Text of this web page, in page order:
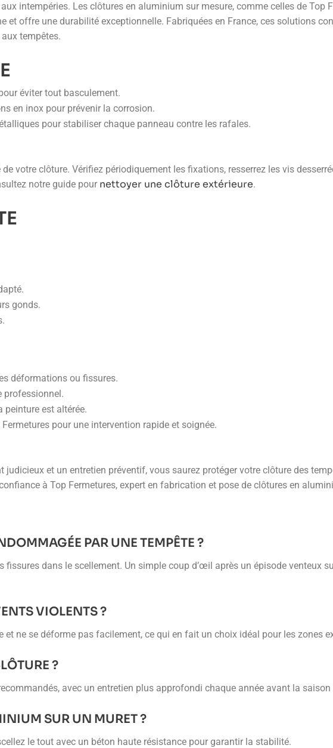
intempéries. Les clôtures en aluminium sur mesure, comme celles de Top
et offre une durabilité exceptionnelle. Fabriquées en France, ces solutions
tempêtes.
éviter tout basculement.
en inox pour prévenir la corrosion.
pour stabiliser chaque panneau contre les rafales.
votre clôture. Vérifiez périodiquement les fixations, resserrez les vis
notre guide pour nettoyer une clôture extérieure.
gonds.
déformations ou fissures.
professionnel.
peinture est altérée.
pour une intervention rapide et soignée.
et un entretien préventif, vous saurez protéger votre clôture des
à Top Fermetures, expert en fabrication et pose de clôtures en
PAR UNE TEMPÊTE ?
fissures dans le scellement. Un simple coup d’œil après un épisode venteux
VIOLENTS ?
ne se déforme pas facilement, ce qui en fait un choix idéal pour les zones
?
avec un entretien plus approfondi chaque année avant la saison
SUR UN MURET ?
le tout avec un béton haute résistance pour garantir la stabilité.